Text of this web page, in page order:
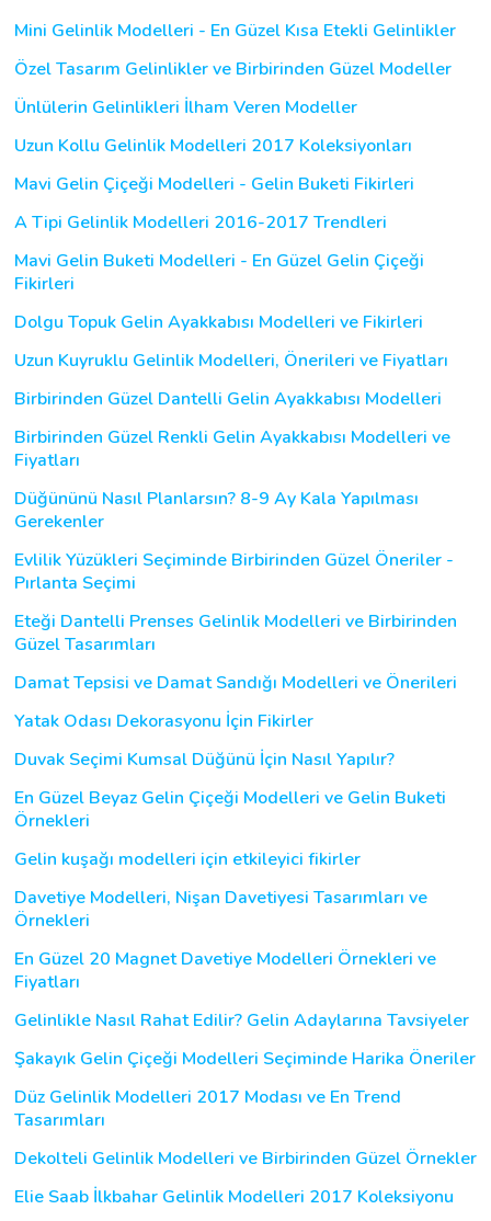
Mini Gelinlik Modelleri - En Güzel Kısa Etekli Gelinlikler
Özel Tasarım Gelinlikler ve Birbirinden Güzel Modeller
Ünlülerin Gelinlikleri İlham Veren Modeller
Uzun Kollu Gelinlik Modelleri 2017 Koleksiyonları
Mavi Gelin Çiçeği Modelleri - Gelin Buketi Fikirleri
A Tipi Gelinlik Modelleri 2016-2017 Trendleri
Mavi Gelin Buketi Modelleri - En Güzel Gelin Çiçeği
Fikirleri
Dolgu Topuk Gelin Ayakkabısı Modelleri ve Fikirleri
Uzun Kuyruklu Gelinlik Modelleri, Önerileri ve Fiyatları
Birbirinden Güzel Dantelli Gelin Ayakkabısı Modelleri
Birbirinden Güzel Renkli Gelin Ayakkabısı Modelleri ve
Fiyatları
Düğününü Nasıl Planlarsın? 8-9 Ay Kala Yapılması
Gerekenler
Evlilik Yüzükleri Seçiminde Birbirinden Güzel Öneriler -
Pırlanta Seçimi
Eteği Dantelli Prenses Gelinlik Modelleri ve Birbirinden
Güzel Tasarımları
Damat Tepsisi ve Damat Sandığı Modelleri ve Önerileri
Yatak Odası Dekorasyonu İçin Fikirler
Duvak Seçimi Kumsal Düğünü İçin Nasıl Yapılır?
En Güzel Beyaz Gelin Çiçeği Modelleri ve Gelin Buketi
Örnekleri
Gelin kuşağı modelleri için etkileyici fikirler
Davetiye Modelleri, Nişan Davetiyesi Tasarımları ve
Örnekleri
En Güzel 20 Magnet Davetiye Modelleri Örnekleri ve
Fiyatları
Gelinlikle Nasıl Rahat Edilir? Gelin Adaylarına Tavsiyeler
Şakayık Gelin Çiçeği Modelleri Seçiminde Harika Öneriler
Düz Gelinlik Modelleri 2017 Modası ve En Trend
Tasarımları
Dekolteli Gelinlik Modelleri ve Birbirinden Güzel Örnekler
Elie Saab İlkbahar Gelinlik Modelleri 2017 Koleksiyonu